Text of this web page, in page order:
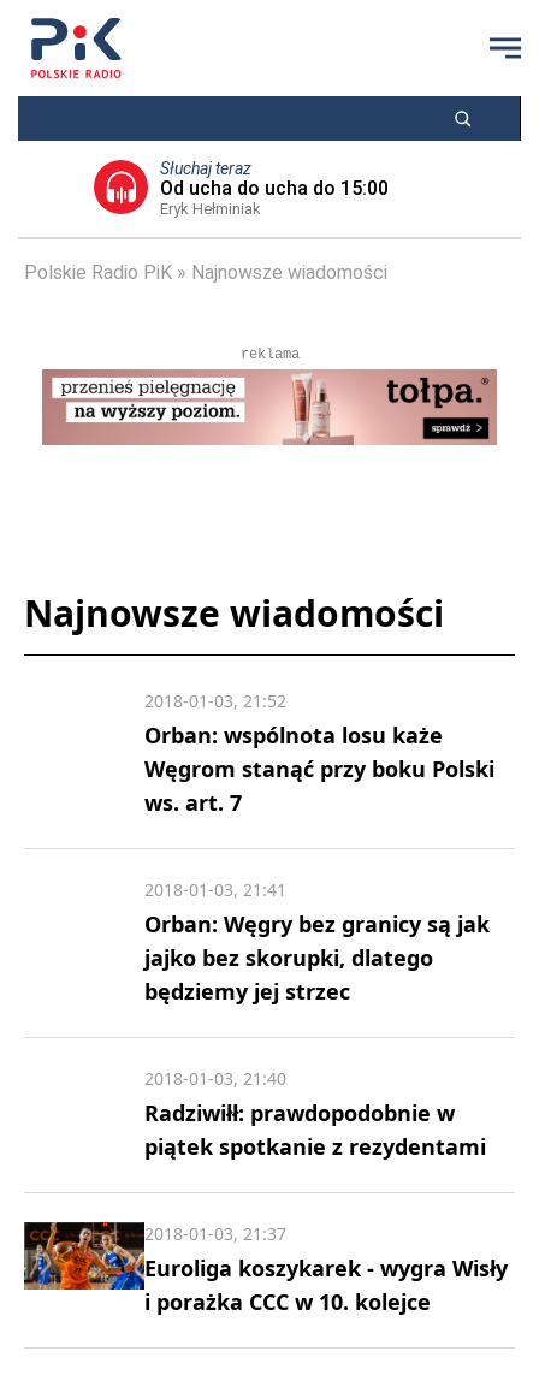
Słuchaj teraz
Od ucha do ucha do 15:00
Eryk Hełminiak
Polskie Radio PiK Najnowsze wiadomości
reklama
Najnowsze wiadomości
Orban: wspólnota losu każe
Węgrom stanąć przy boku Polski
ws. art. 7
2018-01-03, 21:52
Orban: Węgry bez granicy są jak
jajko bez skorupki, dlatego
będziemy jej strzec
2018-01-03, 21:41
Radziwiłł: prawdopodobnie w
piątek spotkanie z rezydentami
2018-01-03, 21:40
Euroliga koszykarek - wygra Wisły
i porażka CCC w 10. kolejce
2018-01-03, 21:37